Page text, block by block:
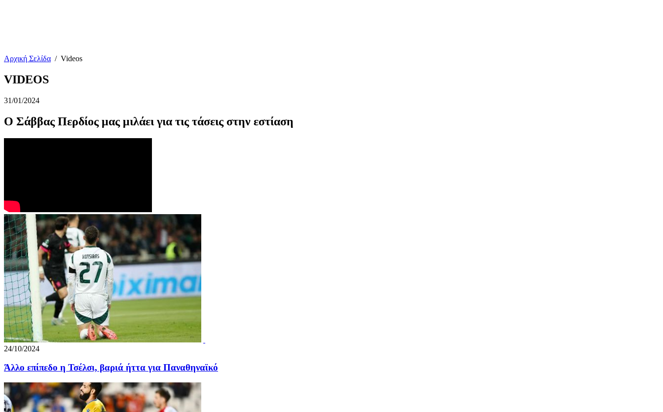
Αρχική Σελίδα / Videos
VIDEOS
31/01/2024
Ο Σάββας Περδίος μας μιλάει για τις τάσεις στην εστίαση
24/10/2024
Άλλο επίπεδο η Τσέλσι, βαριά ήττα για Παναθηναϊκό